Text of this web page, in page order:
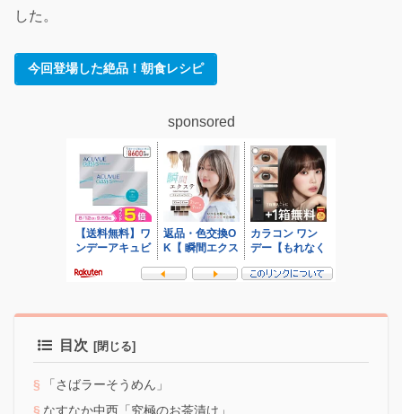
した。
今回登場した絶品！朝食レシピ
sponsored
目次
「さばラーそうめん」
なすなか中西「究極のお茶漬け」